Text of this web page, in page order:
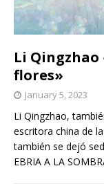
Li Qingzhao
flores»
January 5, 2023
Li Qingzhao,
escritora china de
también se dejó
EBRIA A LA